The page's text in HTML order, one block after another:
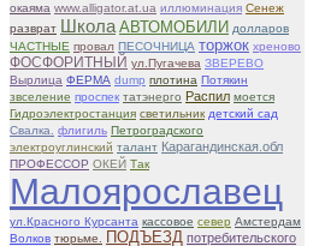
окаяма www.alligator.at.ua иллюминация Сенеж
разврат Школа АВТОМОБИЛИ долларов
ЧАСТНЫЕ провал ПЕСОЧНИЦА торжок хреново
ФОСФОРИТНЫЙ ул.Пугачева ЗВЕРЕВО
Вырлица ФЕРМА dump плотина Потякин
звселение проспек татэнерго Распил моется
Гидроэлектростанция светильник детский сад
Свалка.
флигиль Петроградского
электроуглинский талант Карагандинская.обл
ПРОФЕССОР ОКЕЙ Так
Малоярославец
ул.Красного Курсанта кассовое север Амстердам
Волков тюрьме. ПОДЪЕЗД потребительского